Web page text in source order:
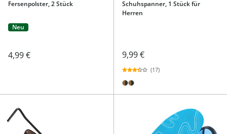
Fersenpolster, 2 Stück
Neu
4,99 €
Schuhspanner, 1 Stück für
Herren
9,99 €
(17)